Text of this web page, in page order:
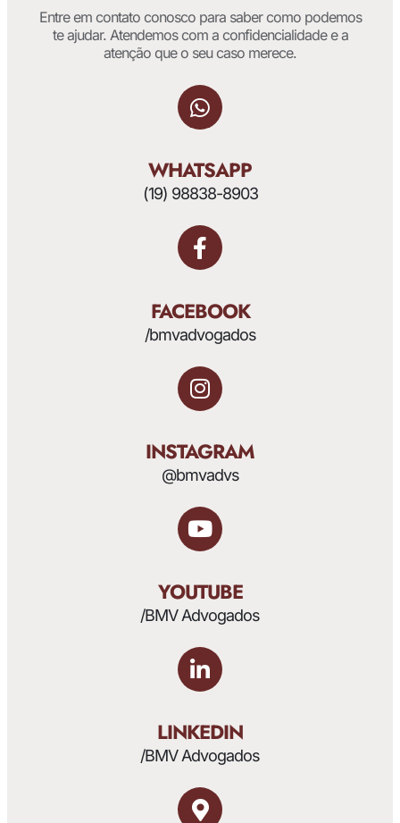
Entre em contato conosco para saber como podemos
te ajudar. Atendemos com a confidencialidade e a
atenção que o seu caso merece.
WHATSAPP
(19) 98838-8903
FACEBOOK
/bmvadvogados
INSTAGRAM
@bmvadvs
YOUTUBE
/BMV Advogados
LINKEDIN
/BMV Advogados